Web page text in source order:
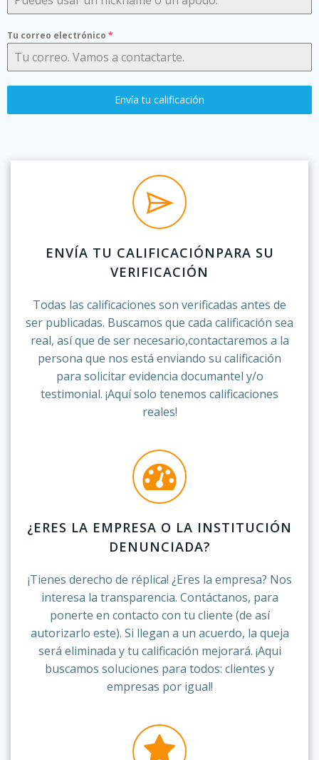
Tu correo electrónico *
Envía tu calificación
ENVÍA TU CALIFICACIÓNPARA SU
VERIFICACIÓN
Todas las calificaciones son verificadas antes de
ser publicadas. Buscamos que cada calificación sea
real, así que de ser necesario,contactaremos a la
persona que nos está enviando su calificación
para solicitar evidencia documantel y/o
testimonial. ¡Aquí solo tenemos calificaciones
reales!
¿ERES LA EMPRESA O LA INSTITUCIÓN
DENUNCIADA?
¡Tienes derecho de réplica! ¿Eres la empresa? Nos
interesa la transparencia. Contáctanos, para
ponerte en contacto con tu cliente (de así
autorizarlo este). Si llegan a un acuerdo, la queja
será eliminada y tu calificación mejorará. ¡Aqui
buscamos soluciones para todos: clientes y
empresas por igual!